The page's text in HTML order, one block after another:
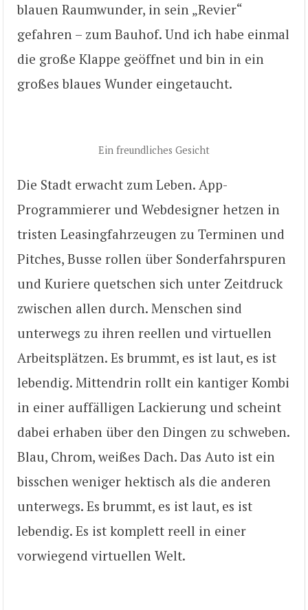
blauen Raumwunder, in sein „Revier“
gefahren – zum Bauhof. Und ich habe einmal
die große Klappe geöffnet und bin in ein
großes blaues Wunder eingetaucht.
Ein freundliches Gesicht
Die Stadt erwacht zum Leben. App-
Programmierer und Webdesigner hetzen in
tristen Leasingfahrzeugen zu Terminen und
Pitches, Busse rollen über Sonderfahrspuren
und Kuriere quetschen sich unter Zeitdruck
zwischen allen durch. Menschen sind
unterwegs zu ihren reellen und virtuellen
Arbeitsplätzen. Es brummt, es ist laut, es ist
lebendig. Mittendrin rollt ein kantiger Kombi
in einer auffälligen Lackierung und scheint
dabei erhaben über den Dingen zu schweben.
Blau, Chrom, weißes Dach. Das Auto ist ein
bisschen weniger hektisch als die anderen
unterwegs. Es brummt, es ist laut, es ist
lebendig. Es ist komplett reell in einer
vorwiegend virtuellen Welt.